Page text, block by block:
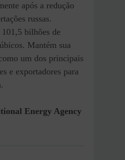
após a redução
russas.
101,5 bilhões de
Mantém sua
um dos principais
e exportadores para
Energy Agency